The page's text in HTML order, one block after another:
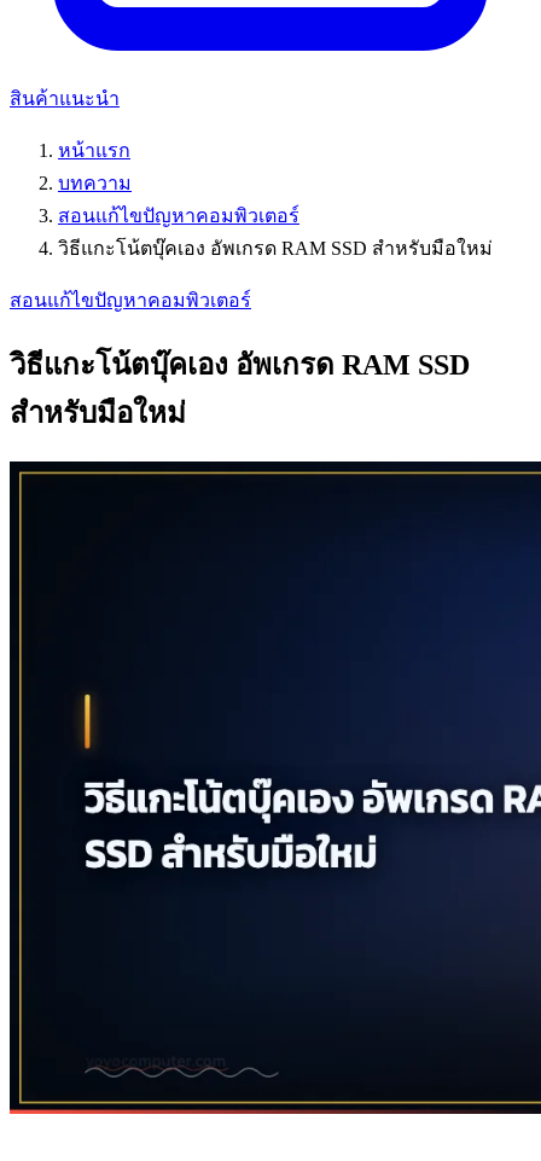
สินค้าแนะนำ
หน้าแรก
บทความ
สอนแก้ไขปัญหาคอมพิวเตอร์
วิธีแกะโน้ตบุ๊คเอง อัพเกรด RAM SSD สำหรับมือใหม่
สอนแก้ไขปัญหาคอมพิวเตอร์
วิธีแกะโน้ตบุ๊คเอง อัพเกรด RAM SSD
สำหรับมือใหม่